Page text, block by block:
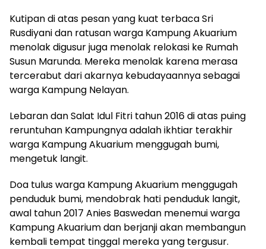
Kutipan di atas pesan yang kuat terbaca Sri
Rusdiyani dan ratusan warga Kampung Akuarium
menolak digusur juga menolak relokasi ke Rumah
Susun Marunda. Mereka menolak karena merasa
tercerabut dari akarnya kebudayaannya sebagai
warga Kampung Nelayan.
Lebaran dan Salat Idul Fitri tahun 2016 di atas puing
reruntuhan Kampungnya adalah ikhtiar terakhir
warga Kampung Akuarium menggugah bumi,
mengetuk langit.
Doa tulus warga Kampung Akuarium menggugah
penduduk bumi, mendobrak hati penduduk langit,
awal tahun 2017 Anies Baswedan menemui warga
Kampung Akuarium dan berjanji akan membangun
kembali tempat tinggal mereka yang tergusur.